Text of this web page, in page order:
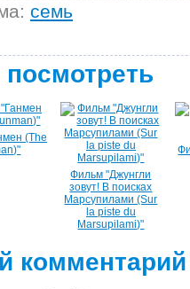
семь
(The
Фильм "Джунгли
зовут! В поисках
Марсупилами (Sur
la piste du
Marsupilami)"
комментарий